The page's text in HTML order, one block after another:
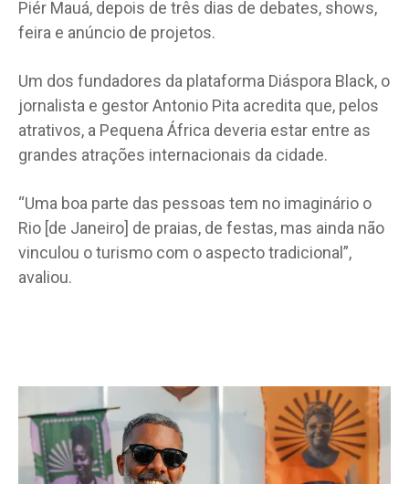
Piér Mauá, depois de três dias de debates, shows,
feira e anúncio de projetos.
Um dos fundadores da plataforma Diáspora Black, o
jornalista e gestor Antonio Pita acredita que, pelos
atrativos, a Pequena África deveria estar entre as
grandes atrações internacionais da cidade.
“Uma boa parte das pessoas tem no imaginário o
Rio [de Janeiro] de praias, de festas, mas ainda não
vinculou o turismo com o aspecto tradicional”,
avaliou.